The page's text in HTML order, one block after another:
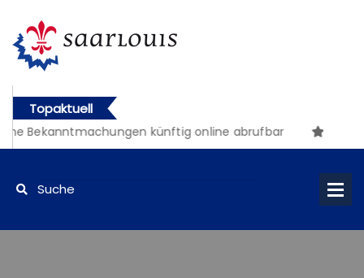
Topaktuell
Bekanntmachungen künftig online abrufbar